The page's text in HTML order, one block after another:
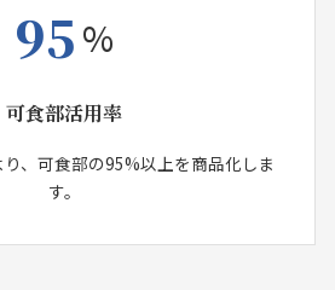
95%
可食部活用率
、可食部の95%以上を商品化しま
す。